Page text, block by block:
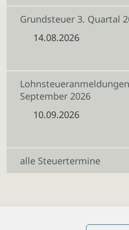
Grundsteuer 3. Quartal
14.08.2026
Lohnsteueranmeldungen
September 2026
10.09.2026
alle Steuertermine